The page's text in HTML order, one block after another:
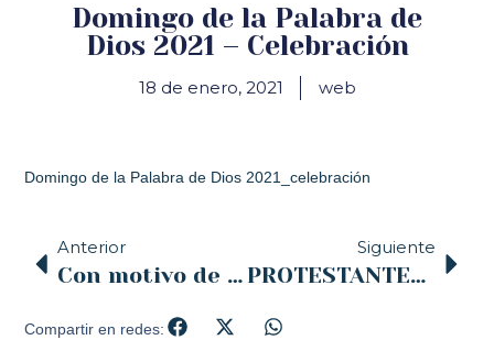
Domingo de la Palabra de
Dios 2021 – Celebración
18 de enero, 2021 web
Domingo de la Palabra de Dios 2021_celebración
Anterior
Con motivo de San Antón se bendijeron mascotas en las iglesias de Sámano y Castro Urdiales
Siguiente
PROTESTANTES Y CATÓLICOS CELEBRARÁN JUNTOS EL DIA 20, UN CULTO EN LA IGLESIA EVANGÉLICA NUEVA VIDA DE PEÑACASTILLO
Compartir en redes: